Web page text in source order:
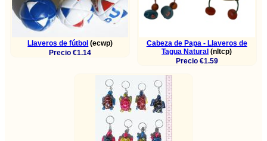
Llaveros de fútbol (ecwp)
Precio €1.14
Cabeza de Papa - Llaveros de
Tagua Natural (nltcp)
Precio €1.59